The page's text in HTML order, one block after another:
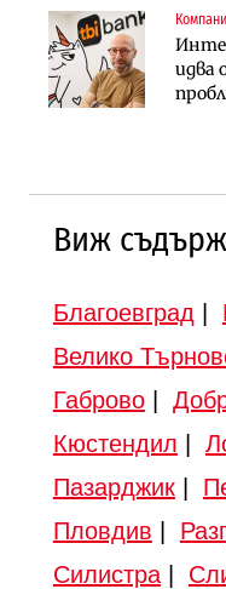
идва
АПИ
Виж
Благоевград
Велико
Габрово|
Кюстендил
Пазарджик|
Пловдив
Силистра|